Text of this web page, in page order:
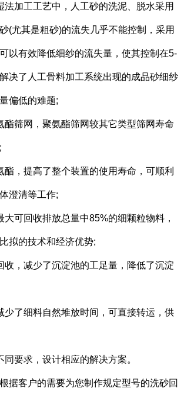
法加工工艺中，人工砂的洗泥、脱水采用
(尤其是粗砂)的流失几乎不能控制，采用
以有效降低细纱的流失量，使其控制在5-
决了人工骨料加工系统出现的成品砂细纱
偏低的难题;
酯筛网，聚氨酯筛网较其它类型筛网寿命
酯，提高了整个装置的使用寿命，可顺利
澄清等工作;
可回收排放总量中85%的细颗粒物料，
拟的技术和经济优势;
收，减少了沉淀池的工足量，降低了沉淀
少了细料自然堆放时间，可直接转运，供
要求，设计相应的解决方案。
客户的需要为您制作规定型号的洗砂回